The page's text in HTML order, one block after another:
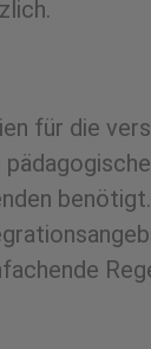
für die